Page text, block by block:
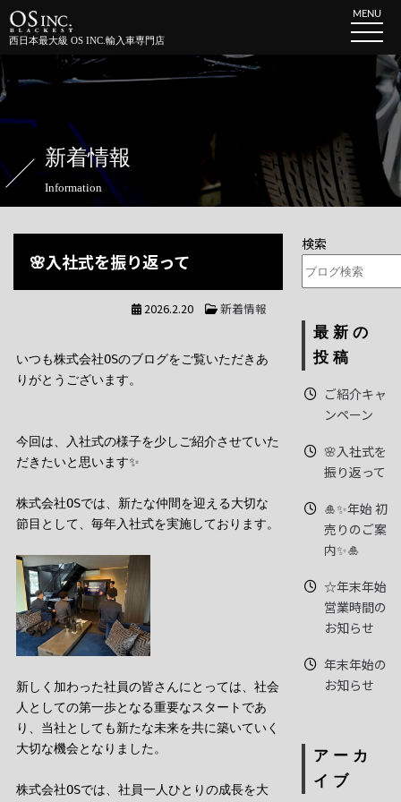
西日本最大級 OS INC.輸入車専門店
MENU
新着情報
Information
🌸入社式を振り返って
2026.2.20 新着情報
いつも株式会社OSのブログをご覧いただきあ
りがとうございます。
今回は、入社式の様子を少しご紹介させていた
だきたいと思います✨
株式会社OSでは、新たな仲間を迎える大切な
節目として、毎年入社式を実施しております。
新しく加わった社員の皆さんにとっては、社会
人としての第一歩となる重要なスタートであ
り、当社としても新たな未来を共に築いていく
大切な機会となりました。
株式会社OSでは、社員一人ひとりの成長を大
検索
最新の
投稿
ご紹介キャ
ンペーン
🌸入社式を
振り返って
🎍✨年始 初
売りのご案
内✨🎍
☆年末年始
営業時間の
お知らせ
年末年始の
お知らせ
アーカ
イブ